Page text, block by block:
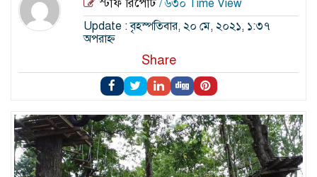
/ ৬৩০ Time View
Update : বৃহস্পতিবার, ২০ মে, ২০২১, ১:৩৭
অপরাহ্ন
Share